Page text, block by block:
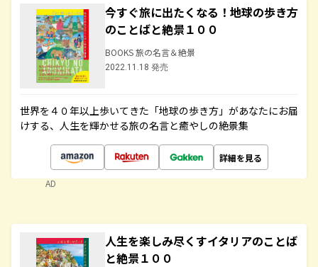
今すぐ旅に出たくなる！地球の歩き方
のことばと絶景１００
BOOKS 旅の名言＆絶景
2022.11.18 発売
世界を４０年以上歩いてきた「地球の歩き方」があなたにお届
けする、人生を輝かせる旅の名言と癒やしの絶景集
詳細を見る
AD
人生を楽しみ尽くすイタリアのことば
と絶景１００